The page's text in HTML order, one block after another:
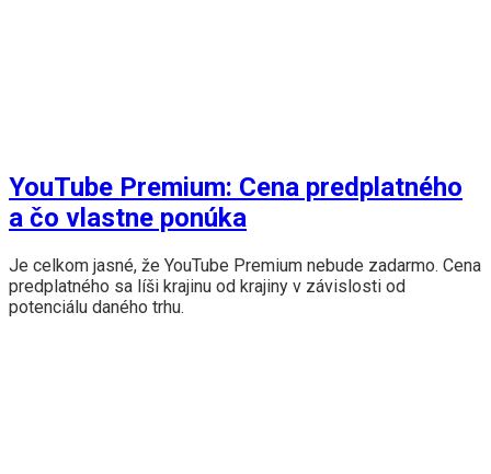
YouTube Premium: Cena predplatného
a čo vlastne ponúka
Je celkom jasné, že YouTube Premium nebude zadarmo. Cena
predplatného sa líši krajinu od krajiny v závislosti od
potenciálu daného trhu.